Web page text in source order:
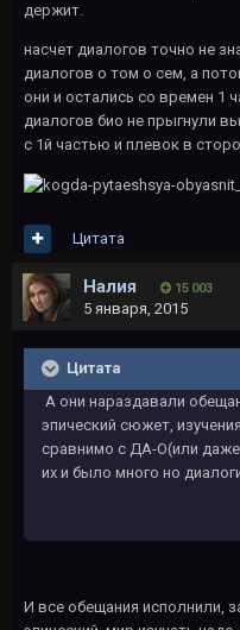
держит.
насчет диалогов точно не
диалогов о том о сем, а
они и остались со времен 1
диалогов био не прыгнули
с 1й частью и плевок в
Цитата
Налия 15 003
5 января, 2015
Цитата
А они нараздавали
эпический сюжет,
сравнимо с ДА-О(или
их и было много но
И все обещания исполнили,